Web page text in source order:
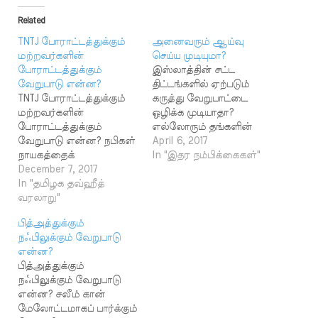
Related
TNTJ போராட்டத்துக்கும்
மற்றவர்களின்
போராட்டத்துக்கும்
வேறுபாடு என்ன?
TNTJ போராட்டத்துக்கும்
மற்றவர்களின்
போராட்டத்துக்கும்
வேறுபாடு என்ன? நபிகள்
நாயகத்தைக்
கொச்சைப்படுத்திய
அமெரிக்காவிற்கு எதிராக
டிஎன்டிஜே நடத்திய
மற்றவர்களின்
போராட்டத்திற்கும் என்ன
வேறுபாடு? சம்சுதீன்,
கோவை அமெரிக்காவுக்கு
எதிரான போராட்டத்தைப்
பகிரங்கமாக எதிர்த்த
சம்சுத்தீன் காசிமி,
December 7, 2017
In "தமிழக தவ்ஹீத்
வரலாறு"
அனைவரும் ஆய்வு
செய்ய முடியுமா?
இஸ்லாத்தின் சட்ட
திட்டங்களில் ஏற்படும்
கருத்து வேறுபாட்டை
ஒழிக்க முடியாதா?
எல்லோரும் தங்களின்
கருத்துக்கு திருக்குரான்,
ஹதீஸ்களைத் தான்
April 6, 2017
In "இதர நம்பிக்கைகள்"
பித்அத்துக்கும்
நஃபிலுக்கும் வேறுபாடு
என்ன?
பித்அத்துக்கும்
நஃபிலுக்கும் வேறுபாடு
என்ன? சலீம் கான்
மேலோட்டமாகப் பார்க்கும்